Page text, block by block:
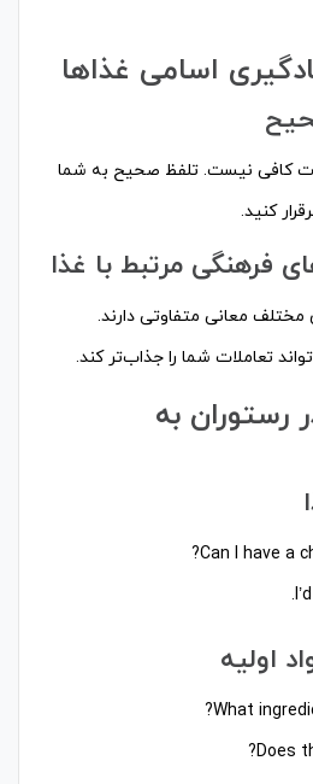
اسامی غذاها
کافی نیست. تلفظ صحیح به شما
کنید.
فرهنگی مرتبط با غذا
معانی متفاوتی دارند.
تعاملات شما را جذاب‌تر کند.
رستوران به
Can I have a
اولیه
What
Does